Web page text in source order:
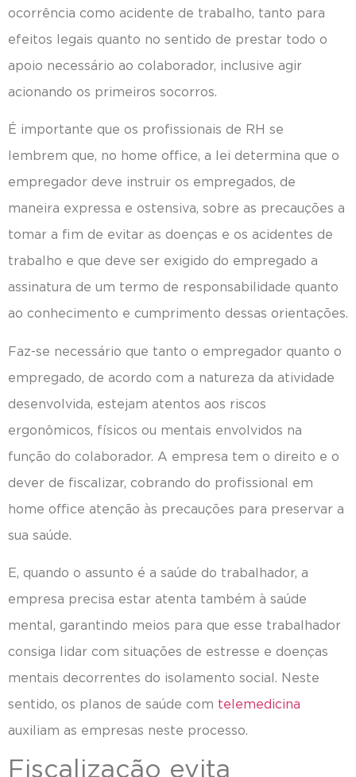
ocorrência como acidente de trabalho, tanto para
efeitos legais quanto no sentido de prestar todo o
apoio necessário ao colaborador, inclusive agir
acionando os primeiros socorros.
É importante que os profissionais de RH se
lembrem que, no home office, a lei determina que o
empregador deve instruir os empregados, de
maneira expressa e ostensiva, sobre as precauções a
tomar a fim de evitar as doenças e os acidentes de
trabalho e que deve ser exigido do empregado a
assinatura de um termo de responsabilidade quanto
ao conhecimento e cumprimento dessas orientações.
Faz-se necessário que tanto o empregador quanto o
empregado, de acordo com a natureza da atividade
desenvolvida, estejam atentos aos riscos
ergonômicos, físicos ou mentais envolvidos na
função do colaborador. A empresa tem o direito e o
dever de fiscalizar, cobrando do profissional em
home office atenção às precauções para preservar a
sua saúde.
E, quando o assunto é a saúde do trabalhador, a
empresa precisa estar atenta também à saúde
mental, garantindo meios para que esse trabalhador
consiga lidar com situações de estresse e doenças
mentais decorrentes do isolamento social. Neste
sentido, os planos de saúde com telemedicina
auxiliam as empresas neste processo.
Fiscalização evita